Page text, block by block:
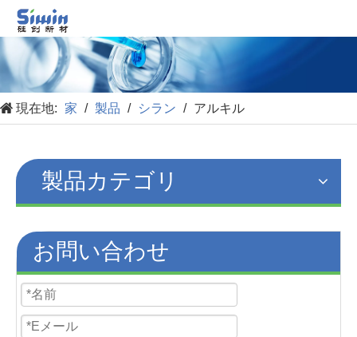
現在地: 家 / 製品 / シラン / アルキル
製品カテゴリ
お問い合わせ